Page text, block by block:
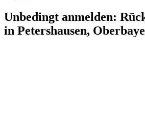
Unbedingt anmelden:
in Petershausen,